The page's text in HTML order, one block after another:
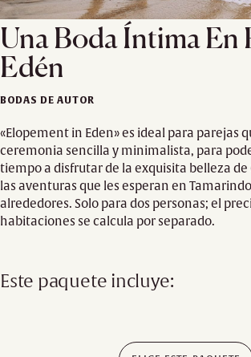
Una Boda Íntima En
Edén
BODAS DE AUTOR
«Elopement in Eden» es ideal para parejas
ceremonia sencilla y minimalista, para
tiempo a disfrutar de la exquisita belleza de
las aventuras que les esperan en Tamarindo
alrededores. Solo para dos personas; el
habitaciones se calcula por separado.
Este paquete incluye: